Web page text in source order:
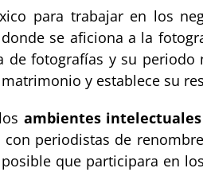
para trabajar en los
se aficiona a la
de fotografías y su
y establece su
ambientes intelectuales
periodistas de
que participara en